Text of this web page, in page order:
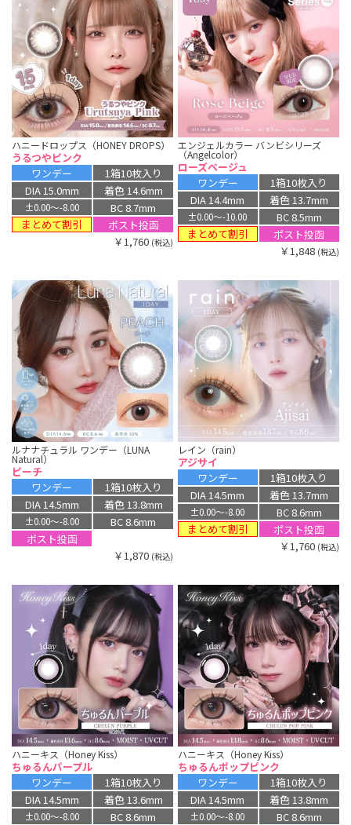
ハニードロップス（HONEY DROPS）
うるつやピンク
ワンデー
1箱10枚入り
DIA 15.0mm
着色 14.6mm
±0.00〜-8.00
BC 8.7mm
まとめて割引
ポスト投函
￥1,760 (税込)
エンジェルカラー バンビシリーズ
（Angelcolor）
ローズベージュ
ワンデー
1箱10枚入り
DIA 14.4mm
着色 13.7mm
±0.00〜-10.00
BC 8.5mm
まとめて割引
ポスト投函
￥1,848 (税込)
ルナナチュラル ワンデー（LUNA
Natural）
ピーチ
ワンデー
1箱10枚入り
DIA 14.5mm
着色 13.8mm
±0.00〜-8.00
BC 8.6mm
ポスト投函
￥1,870 (税込)
レイン（rain）
アジサイ
ワンデー
1箱10枚入り
DIA 14.5mm
着色 13.7mm
±0.00〜-8.00
BC 8.6mm
まとめて割引
ポスト投函
￥1,760 (税込)
ハニーキス（Honey Kiss）
ちゅるんパープル
ワンデー
1箱10枚入り
DIA 14.5mm
着色 13.6mm
±0.00〜-8.00
BC 8.6mm
ハニーキス（Honey Kiss）
ちゅるんポップピンク
ワンデー
1箱10枚入り
DIA 14.5mm
着色 13.8mm
±0.00〜-8.00
BC 8.6mm